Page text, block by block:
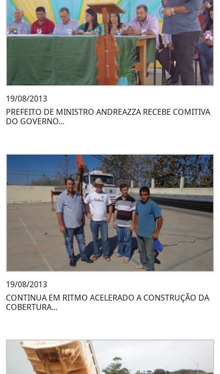
19/08/2013
PREFEITO DE MINISTRO ANDREAZZA RECEBE COMITIVA
DO GOVERNO...
19/08/2013
CONTINUA EM RITMO ACELERADO A CONSTRUÇÃO DA
COBERTURA...